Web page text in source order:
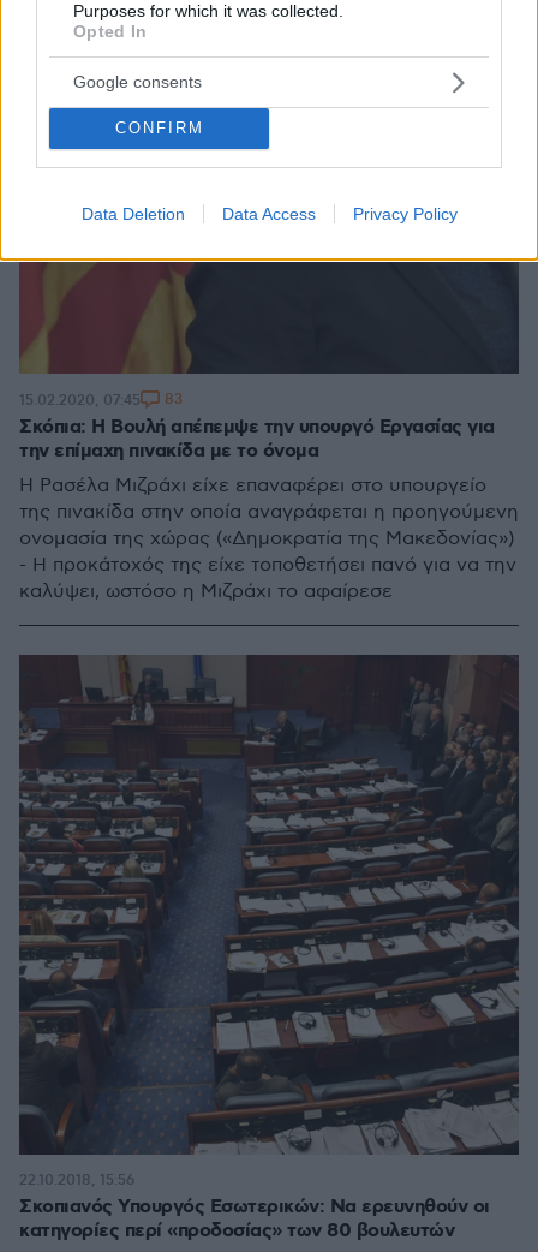
Purposes for which it was collected.
Opted In
Google consents
CONFIRM
Data Deletion Data Access Privacy Policy
Σκόπια: Η Βουλή απέπεμψε την υπουργό Εργασίας για
την επίμαχη πινακίδα με το όνομα
Η Ρασέλα Μιζράχι είχε επαναφέρει στο υπουργείο
της πινακίδα στην οποία αναγράφεται η προηγούμενη
ονομασία της χώρας («Δημοκρατία της Μακεδονίας»)
- Η προκάτοχός της είχε τοποθετήσει πανό για να την
καλύψει, ωστόσο η Μιζράχι το αφαίρεσε
15.02.2020, 07:45 83
Σκοπιανός Υπουργός Εσωτερικών: Να ερευνηθούν οι
κατηγορίες περί «προδοσίας» των 80 βουλευτών
22.10.2018, 15:56